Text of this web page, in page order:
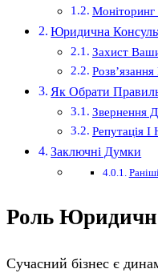
Моніторинг
Юридична
Захист
Розв’язання
Як Обрати
Звернення
Репутація І
Заключні Думки
Роль
Сучасний бізнес є